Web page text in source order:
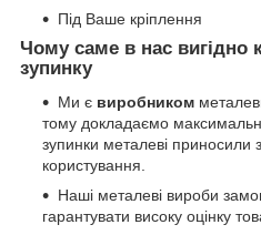
Під Ваше кріплення
Чому саме в нас вигідно
зупинку
Ми є виробником
тому докладаємо
зупинки металеві приносили
користування.
Наші металеві вироби
гарантувати високу оцінку